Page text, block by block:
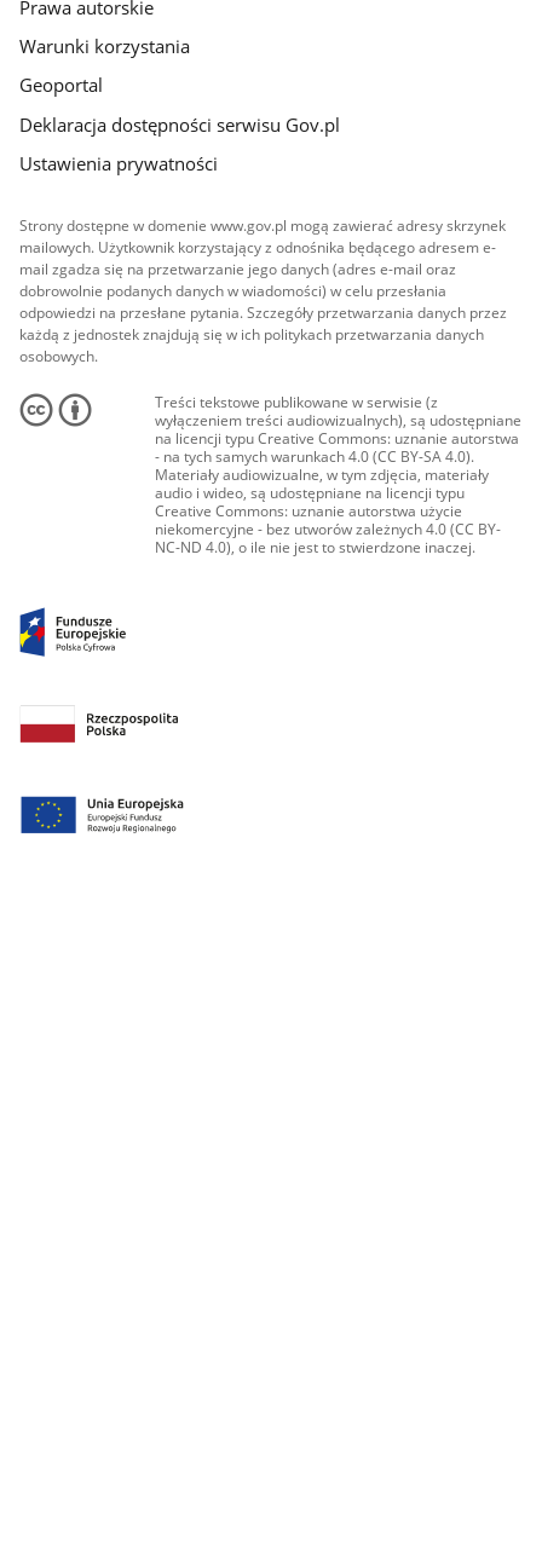
Prawa autorskie
Warunki korzystania
Geoportal
Deklaracja dostępności serwisu Gov.pl
Ustawienia prywatności
Strony dostępne w domenie www.gov.pl mogą zawierać adresy skrzynek
mailowych. Użytkownik korzystający z odnośnika będącego adresem e-
mail zgadza się na przetwarzanie jego danych (adres e-mail oraz
dobrowolnie podanych danych w wiadomości) w celu przesłania
odpowiedzi na przesłane pytania. Szczegóły przetwarzania danych przez
każdą z jednostek znajdują się w ich politykach przetwarzania danych
osobowych.
Treści tekstowe publikowane w serwisie (z
wyłączeniem treści audiowizualnych), są udostępniane
na licencji typu Creative Commons: uznanie autorstwa
- na tych samych warunkach 4.0 (CC BY-SA 4.0).
Materiały audiowizualne, w tym zdjęcia, materiały
audio i wideo, są udostępniane na licencji typu
Creative Commons: uznanie autorstwa użycie
niekomercyjne - bez utworów zależnych 4.0 (CC BY-
NC-ND 4.0), o ile nie jest to stwierdzone inaczej.